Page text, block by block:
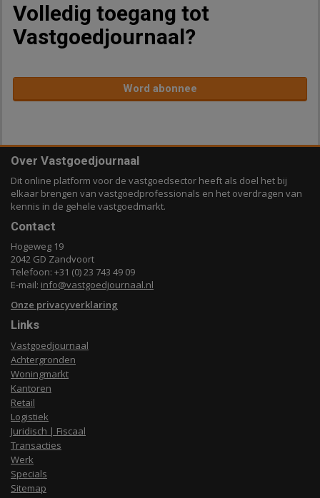
Volledig toegang tot
Vastgoedjournaal?
Word abonnee
Over Vastgoedjournaal
Dit online platform voor de vastgoedsector heeft als doel het bij
elkaar brengen van vastgoedprofessionals en het overdragen van
kennis in de gehele vastgoedmarkt.
Contact
Hogeweg 19
2042 GD Zandvoort
Telefoon: +31 (0) 23 743 49 09
E-mail: info@vastgoedjournaal.nl
Onze privacyverklaring
Links
Vastgoedjournaal
Achtergronden
Woningmarkt
Kantoren
Retail
Logistiek
Juridisch | Fiscaal
Transacties
Werk
Specials
Sitemap